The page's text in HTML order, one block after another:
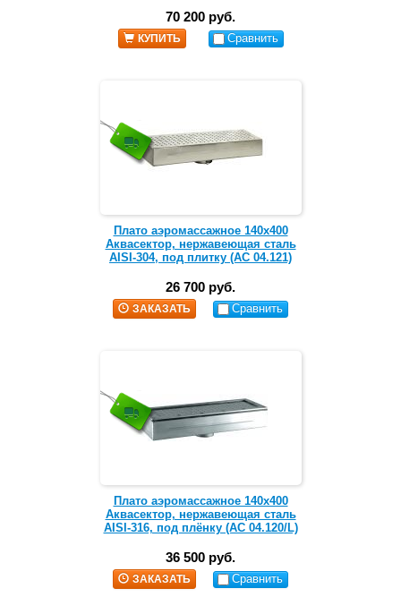
70 200 руб.
КУПИТЬ Сравнить
Плато аэромассажное 140х400
Аквасектор, нержавеющая сталь
AISI-304, под плитку (АС 04.121)
26 700 руб.
ЗАКАЗАТЬ Сравнить
Плато аэромассажное 140х400
Аквасектор, нержавеющая сталь
AISI-316, под плёнку (АС 04.120/L)
36 500 руб.
ЗАКАЗАТЬ Сравнить